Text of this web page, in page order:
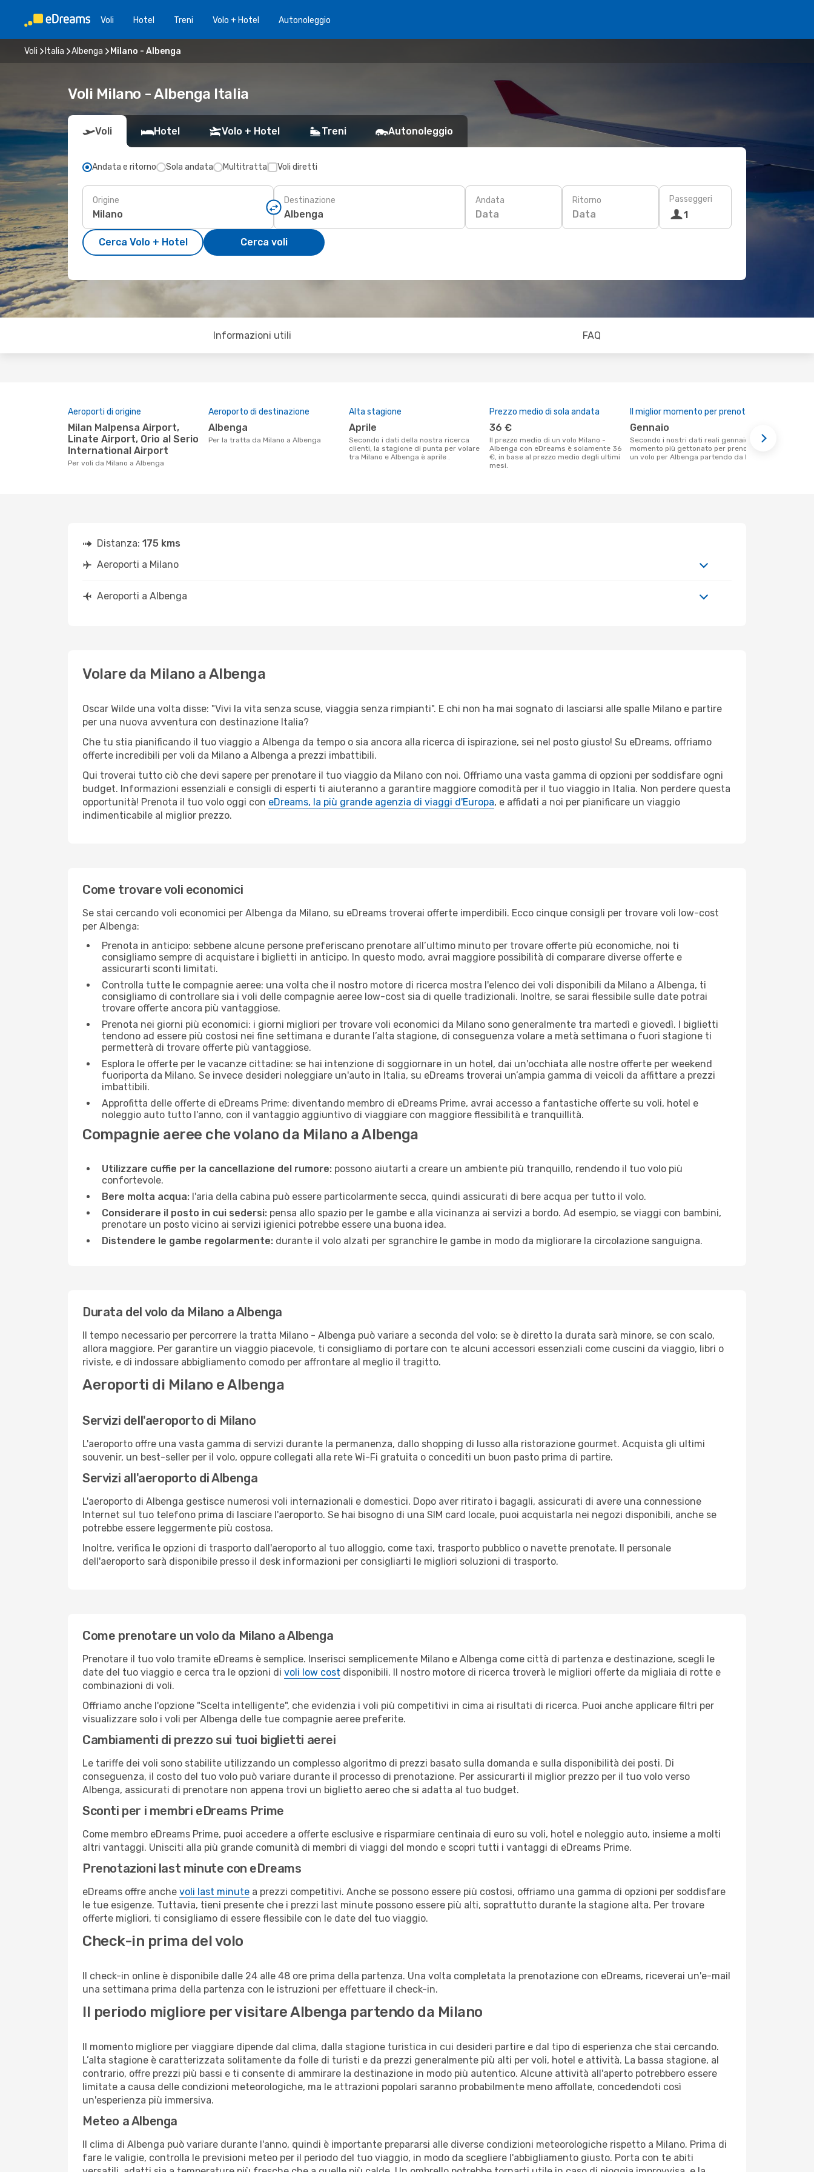
Voli Hotel Treni Volo + Hotel Autonoleggio
Voli Italia Albenga Milano - Albenga
Voli Milano - Albenga Italia
Voli Hotel Volo + Hotel Treni Autonoleggio
Andata e ritorno Sola andata Multitratta Voli diretti
Origine Destinazione Andata
Data
Ritorno
Data
Passeggeri
1
Cerca Volo + Hotel Cerca voli
Informazioni utili FAQ
Aeroporti di origine
Milan Malpensa Airport,
Linate Airport, Orio al Serio
International Airport
Per voli da Milano a Albenga
Aeroporto di destinazione
Albenga
Per la tratta da Milano a Albenga
Alta stagione
aprile
Secondo i dati della nostra ricerca
clienti, la stagione di punta per volare
tra Milano e Albenga è aprile .
Prezzo medio di sola andata
36 €
Il prezzo medio di un volo Milano -
Albenga con eDreams è solamente 36
€, in base al prezzo medio degli ultimi
mesi.
Il miglior momento per prenotare
gennaio
Secondo i nostri dati reali gennaio è il
momento più gettonato per prenotare
un volo per Albenga partendo da Milano
Distanza: 175 kms
Aeroporti a Milano
Aeroporti a Albenga
Volare da Milano a Albenga
Oscar Wilde una volta disse: "Vivi la vita senza scuse, viaggia senza rimpianti". E chi non ha mai sognato di lasciarsi alle spalle Milano e partire
per una nuova avventura con destinazione Italia?
Che tu stia pianificando il tuo viaggio a Albenga da tempo o sia ancora alla ricerca di ispirazione, sei nel posto giusto! Su eDreams, offriamo
offerte incredibili per voli da Milano a Albenga a prezzi imbattibili.
Qui troverai tutto ciò che devi sapere per prenotare il tuo viaggio da Milano con noi. Offriamo una vasta gamma di opzioni per soddisfare ogni
budget. Informazioni essenziali e consigli di esperti ti aiuteranno a garantire maggiore comodità per il tuo viaggio in Italia. Non perdere questa
opportunità! Prenota il tuo volo oggi con eDreams, la più grande agenzia di viaggi d'Europa, e affidati a noi per pianificare un viaggio
indimenticabile al miglior prezzo.
Come trovare voli economici
Se stai cercando voli economici per Albenga da Milano, su eDreams troverai offerte imperdibili. Ecco cinque consigli per trovare voli low-cost
per Albenga:
Prenota in anticipo: sebbene alcune persone preferiscano prenotare all’ultimo minuto per trovare offerte più economiche, noi ti
consigliamo sempre di acquistare i biglietti in anticipo. In questo modo, avrai maggiore possibilità di comparare diverse offerte e
assicurarti sconti limitati.
Controlla tutte le compagnie aeree: una volta che il nostro motore di ricerca mostra l'elenco dei voli disponibili da Milano a Albenga, ti
consigliamo di controllare sia i voli delle compagnie aeree low-cost sia di quelle tradizionali. Inoltre, se sarai flessibile sulle date potrai
trovare offerte ancora più vantaggiose.
Prenota nei giorni più economici: i giorni migliori per trovare voli economici da Milano sono generalmente tra martedì e giovedì. I biglietti
tendono ad essere più costosi nei fine settimana e durante l’alta stagione, di conseguenza volare a metà settimana o fuori stagione ti
permetterà di trovare offerte più vantaggiose.
Esplora le offerte per le vacanze cittadine: se hai intenzione di soggiornare in un hotel, dai un'occhiata alle nostre offerte per weekend
fuoriporta da Milano. Se invece desideri noleggiare un'auto in Italia, su eDreams troverai un’ampia gamma di veicoli da affittare a prezzi
imbattibili.
Approfitta delle offerte di eDreams Prime: diventando membro di eDreams Prime, avrai accesso a fantastiche offerte su voli, hotel e
noleggio auto tutto l'anno, con il vantaggio aggiuntivo di viaggiare con maggiore flessibilità e tranquillità.
Compagnie aeree che volano da Milano a Albenga
Utilizzare cuffie per la cancellazione del rumore: possono aiutarti a creare un ambiente più tranquillo, rendendo il tuo volo più
confortevole.
Bere molta acqua: l'aria della cabina può essere particolarmente secca, quindi assicurati di bere acqua per tutto il volo.
Considerare il posto in cui sedersi: pensa allo spazio per le gambe e alla vicinanza ai servizi a bordo. Ad esempio, se viaggi con bambini,
prenotare un posto vicino ai servizi igienici potrebbe essere una buona idea.
Distendere le gambe regolarmente: durante il volo alzati per sgranchire le gambe in modo da migliorare la circolazione sanguigna.
Durata del volo da Milano a Albenga
Il tempo necessario per percorrere la tratta Milano - Albenga può variare a seconda del volo: se è diretto la durata sarà minore, se con scalo,
allora maggiore. Per garantire un viaggio piacevole, ti consigliamo di portare con te alcuni accessori essenziali come cuscini da viaggio, libri o
riviste, e di indossare abbigliamento comodo per affrontare al meglio il tragitto.
Aeroporti di Milano e Albenga
Servizi dell'aeroporto di Milano
L'aeroporto offre una vasta gamma di servizi durante la permanenza, dallo shopping di lusso alla ristorazione gourmet. Acquista gli ultimi
souvenir, un best-seller per il volo, oppure collegati alla rete Wi-Fi gratuita o concediti un buon pasto prima di partire.
Servizi all'aeroporto di Albenga
L'aeroporto di Albenga gestisce numerosi voli internazionali e domestici. Dopo aver ritirato i bagagli, assicurati di avere una connessione
Internet sul tuo telefono prima di lasciare l'aeroporto. Se hai bisogno di una SIM card locale, puoi acquistarla nei negozi disponibili, anche se
potrebbe essere leggermente più costosa.
Inoltre, verifica le opzioni di trasporto dall'aeroporto al tuo alloggio, come taxi, trasporto pubblico o navette prenotate. Il personale
dell'aeroporto sarà disponibile presso il desk informazioni per consigliarti le migliori soluzioni di trasporto.
Come prenotare un volo da Milano a Albenga
Prenotare il tuo volo tramite eDreams è semplice. Inserisci semplicemente Milano e Albenga come città di partenza e destinazione, scegli le
date del tuo viaggio e cerca tra le opzioni di voli low cost disponibili. Il nostro motore di ricerca troverà le migliori offerte da migliaia di rotte e
combinazioni di voli.
Offriamo anche l'opzione "Scelta intelligente", che evidenzia i voli più competitivi in cima ai risultati di ricerca. Puoi anche applicare filtri per
visualizzare solo i voli per Albenga delle tue compagnie aeree preferite.
Cambiamenti di prezzo sui tuoi biglietti aerei
Le tariffe dei voli sono stabilite utilizzando un complesso algoritmo di prezzi basato sulla domanda e sulla disponibilità dei posti. Di
conseguenza, il costo del tuo volo può variare durante il processo di prenotazione. Per assicurarti il miglior prezzo per il tuo volo verso
Albenga, assicurati di prenotare non appena trovi un biglietto aereo che si adatta al tuo budget.
Sconti per i membri eDreams Prime
Come membro eDreams Prime, puoi accedere a offerte esclusive e risparmiare centinaia di euro su voli, hotel e noleggio auto, insieme a molti
altri vantaggi. Unisciti alla più grande comunità di membri di viaggi del mondo e scopri tutti i vantaggi di eDreams Prime.
Prenotazioni last minute con eDreams
eDreams offre anche voli last minute a prezzi competitivi. Anche se possono essere più costosi, offriamo una gamma di opzioni per soddisfare
le tue esigenze. Tuttavia, tieni presente che i prezzi last minute possono essere più alti, soprattutto durante la stagione alta. Per trovare
offerte migliori, ti consigliamo di essere flessibile con le date del tuo viaggio.
Check-in prima del volo
Il check-in online è disponibile dalle 24 alle 48 ore prima della partenza. Una volta completata la prenotazione con eDreams, riceverai un'e-mail
una settimana prima della partenza con le istruzioni per effettuare il check-in.
Il periodo migliore per visitare Albenga partendo da Milano
Il momento migliore per viaggiare dipende dal clima, dalla stagione turistica in cui desideri partire e dal tipo di esperienza che stai cercando.
L’alta stagione è caratterizzata solitamente da folle di turisti e da prezzi generalmente più alti per voli, hotel e attività. La bassa stagione, al
contrario, offre prezzi più bassi e ti consente di ammirare la destinazione in modo più autentico. Alcune attività all'aperto potrebbero essere
limitate a causa delle condizioni meteorologiche, ma le attrazioni popolari saranno probabilmente meno affollate, concedendoti così
un'esperienza più immersiva.
Meteo a Albenga
Il clima di Albenga può variare durante l'anno, quindi è importante prepararsi alle diverse condizioni meteorologiche rispetto a Milano. Prima di
fare le valigie, controlla le previsioni meteo per il periodo del tuo viaggio, in modo da scegliere l'abbigliamento giusto. Porta con te abiti